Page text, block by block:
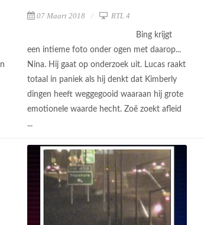
07 Maart 2018 RTL 4
Bing krijgt
een intieme foto onder ogen met daarop...
Nina. Hij gaat op onderzoek uit. Lucas raakt
totaal in paniek als hij denkt dat Kimberly
dingen heeft weggegooid waaraan hij grote
emotionele waarde hecht. Zoë zoekt afleid
...